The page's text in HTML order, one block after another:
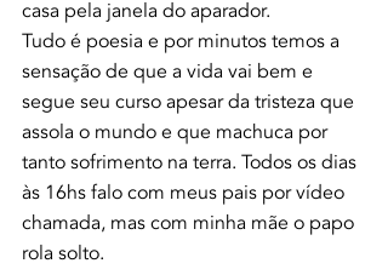
casa pela janela do aparador.
Tudo é poesia e por minutos temos a
sensação de que a vida vai bem e
segue seu curso apesar da tristeza que
assola o mundo e que machuca por
tanto sofrimento na terra. Todos os dias
às 16hs falo com meus pais por vídeo
chamada, mas com minha mãe o papo
rola solto.